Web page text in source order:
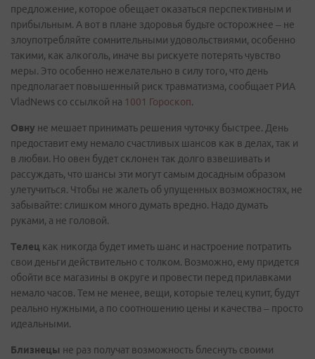
предложение, которое обещает оказаться перспективным и
прибыльным. А вот в плане здоровья будьте осторожнее – не
злоупотребляйте сомнительными удовольствиями, особенно
такими, как алкоголь, иначе вы рискуете потерять чувство
меры. Это особенно нежелательно в силу того, что день
предполагает повышенный риск травматизма, сообщает РИА
VladNews со ссылкой на 1001 Гороскоп.
Овну не мешает принимать решения чуточку быстрее. День
предоставит ему немало счастливых шансов как в делах, так и
в любви. Но овен будет склонен так долго взвешивать и
рассуждать, что шансы эти могут самым досадным образом
улетучиться. Чтобы не жалеть об упущенных возможностях, не
забывайте: слишком много думать вредно. Надо думать
руками, а не головой.
Телец как никогда будет иметь шанс и настроение потратить
свои деньги действительно с толком. Возможно, ему придется
обойти все магазины в округе и провести перед прилавками
немало часов. Тем не менее, вещи, которые телец купит, будут
реально нужными, а по соотношению цены и качества – просто
идеальными.
Близнецы не раз получат возможность блеснуть своими